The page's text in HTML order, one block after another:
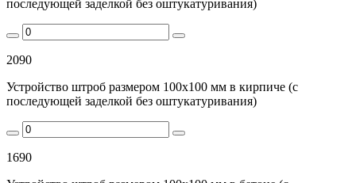
последующей заделкой без оштукатуривания)
2090
Устройство штроб размером 100х100 мм в кирпиче (с
последующей заделкой без оштукатуривания)
1690